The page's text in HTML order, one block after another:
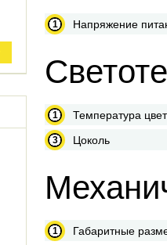
Напряжение
Температура
Цоколь
Габаритные